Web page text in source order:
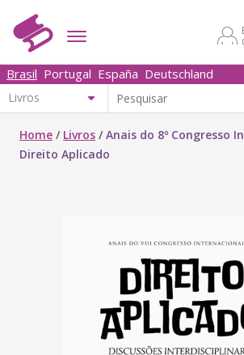
Brasil Portugal España Deutschland
Home / Livros /Anais do 8º Congresso
Direito Aplicado